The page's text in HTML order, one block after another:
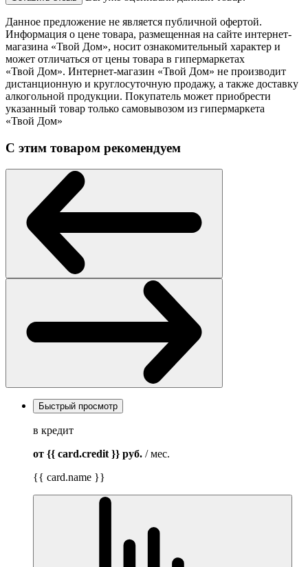
Данное предложение не является публичной офертой.
Информация о цене товара, размещенная на сайте интернет-
магазина «Твой Дом», носит ознакомительный характер и
может отличаться от цены товара в гипермаркетах
«Твой Дом». Интернет-магазин «Твой Дом» не производит
дистанционную и круглосуточную продажу, а также доставку
алкогольной продукции. Покупатель может приобрести
указанный товар только самовывозом из гипермаркета
«Твой Дом»
С этим товаром рекомендуем
Быстрый просмотр
в кредит
от {{ card.credit }} руб. / мес.
{{ card.name }}